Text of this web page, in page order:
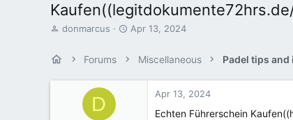
T
donmarcus
S
Apr 13, 2024
Forums Miscellaneous Padel tips
D Apr 13, 2024
Echten Führerschein